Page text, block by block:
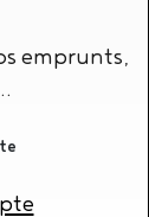
emprunts,